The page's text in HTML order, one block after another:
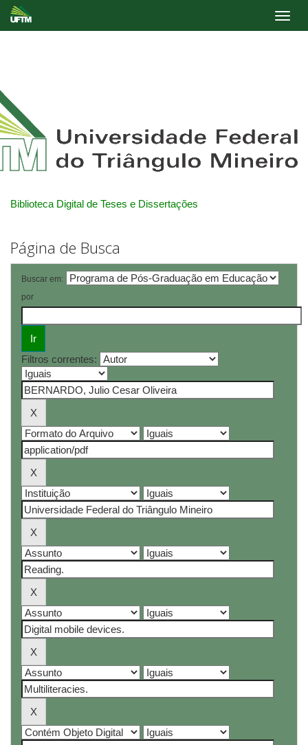
Biblioteca Digital de Teses e Dissertações
Página de Busca
Buscar em:
por
Filtros correntes: